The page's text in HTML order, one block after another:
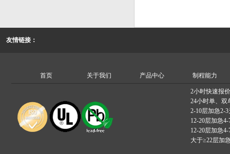
友情链接：
首页 关于我们 产品中心 制程能力
2小时快速报价
24小时单、双
2-10层加急2-3
12-20层加急4-
12-20层加急4-
大于≥22层加